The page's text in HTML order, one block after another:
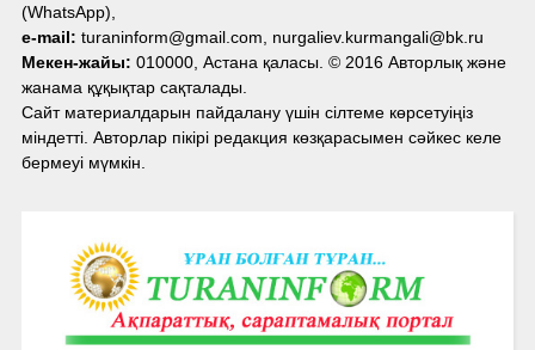
(WhatsApp),
e-mail: turaninform@gmail.com, nurgaliev.kurmangali@bk.ru
Мекен-жайы: 010000, Астана қаласы. © 2016 Авторлық және
жанама құқықтар сақталады.
Сайт материалдарын пайдалану үшін сілтеме көрсетуіңіз
міндетті. Авторлар пікірі редакция көзқарасымен сәйкес келе
бермеуі мүмкін.